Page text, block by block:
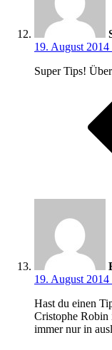
19. August
Super Tips!
19. August
Hast du einen
Cristophe Robin
immer nur in